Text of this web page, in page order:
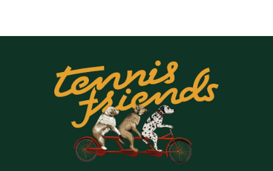
ocasiones más casuales, suéltate el último botón y dobla
sobre una camiseta henley con pantalones chinos.
Su versatilidad es insuperable: formal cuando la
necesitas o casual cuando la vida te pide relajarte. Estas
camisas de rayas verticales hombreson esas piezas
inteligentes que se adaptan a tu agenda sin perder estilo.
¡Compra tus favoritas online con envíos nacionales y
devoluciones sin costo!